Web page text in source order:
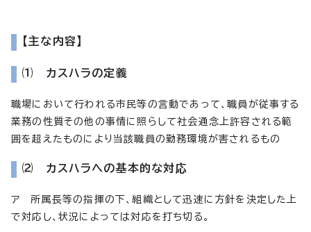
【主な内容】
⑴ カスハラの定義
職場において行われる市民等の言動であって、職員が従事する
業務の性質その他の事情に照らして社会通念上許容される範
囲を超えたものにより当該職員の勤務環境が害されるもの
⑵ カスハラへの基本的な対応
ア 所属長等の指揮の下、組織として迅速に方針を決定した上
で対応し、状況によっては対応を打ち切る。